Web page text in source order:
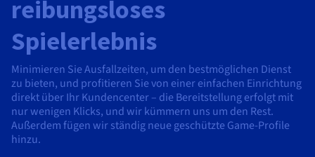
reibungsloses
Spielerlebnis
Minimieren Sie Ausfallzeiten, um den bestmöglichen Dienst
zu bieten, und profitieren Sie von einer einfachen Einrichtung
direkt über Ihr Kundencenter – die Bereitstellung erfolgt mit
nur wenigen Klicks, und wir kümmern uns um den Rest.
Außerdem fügen wir ständig neue geschützte Game-Profile
hinzu.